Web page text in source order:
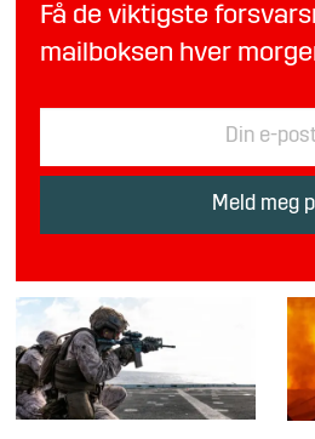
Få de viktigste
mailboksen hver